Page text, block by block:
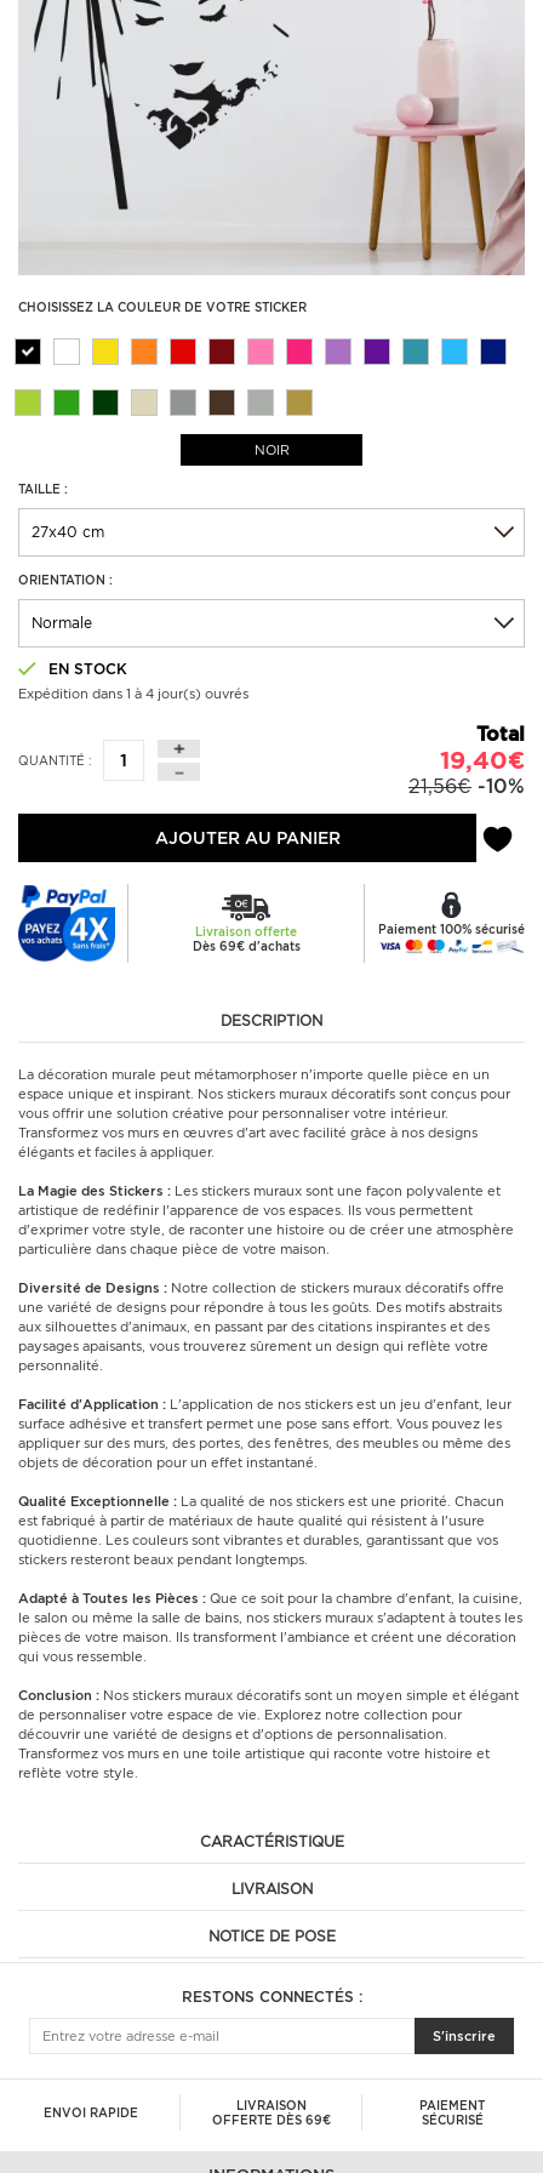
CHOISISSEZ LA COULEUR DE VOTRE STICKER
NOIR
TAILLE :
ORIENTATION :
EN STOCK
Expédition dans 1 à 4 jour(s) ouvrés
QUANTITÉ :
Total
19,40€
21,56€ -10%
AJOUTER AU PANIER
Livraison offerte
Dès 69€ d'achats
Paiement 100% sécurisé
DESCRIPTION
La décoration murale peut métamorphoser n'importe quelle pièce en un
espace unique et inspirant. Nos stickers muraux décoratifs sont conçus pour
vous offrir une solution créative pour personnaliser votre intérieur.
Transformez vos murs en œuvres d'art avec facilité grâce à nos designs
élégants et faciles à appliquer.
La Magie des Stickers : Les stickers muraux sont une façon polyvalente et
artistique de redéfinir l'apparence de vos espaces. Ils vous permettent
d'exprimer votre style, de raconter une histoire ou de créer une atmosphère
particulière dans chaque pièce de votre maison.
Diversité de Designs : Notre collection de stickers muraux décoratifs offre
une variété de designs pour répondre à tous les goûts. Des motifs abstraits
aux silhouettes d'animaux, en passant par des citations inspirantes et des
paysages apaisants, vous trouverez sûrement un design qui reflète votre
personnalité.
Facilité d'Application : L'application de nos stickers est un jeu d'enfant, leur
surface adhésive et transfert permet une pose sans effort. Vous pouvez les
appliquer sur des murs, des portes, des fenêtres, des meubles ou même des
objets de décoration pour un effet instantané.
Qualité Exceptionnelle : La qualité de nos stickers est une priorité. Chacun
est fabriqué à partir de matériaux de haute qualité qui résistent à l'usure
quotidienne. Les couleurs sont vibrantes et durables, garantissant que vos
stickers resteront beaux pendant longtemps.
Adapté à Toutes les Pièces : Que ce soit pour la chambre d'enfant, la cuisine,
le salon ou même la salle de bains, nos stickers muraux s'adaptent à toutes les
pièces de votre maison. Ils transforment l'ambiance et créent une décoration
qui vous ressemble.
Conclusion : Nos stickers muraux décoratifs sont un moyen simple et élégant
de personnaliser votre espace de vie. Explorez notre collection pour
découvrir une variété de designs et d'options de personnalisation.
Transformez vos murs en une toile artistique qui raconte votre histoire et
reflète votre style.
CARACTÉRISTIQUE
LIVRAISON
NOTICE DE POSE
RESTONS CONNECTÉS :
S'inscrire
ENVOI RAPIDE
LIVRAISON
OFFERTE DÈS 69€
PAIEMENT
SÉCURISÉ